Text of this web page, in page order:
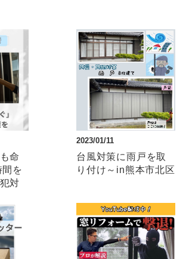
命
間を
対
2023/01/11
台風対策に雨戸を取
り付け～in熊本市北区